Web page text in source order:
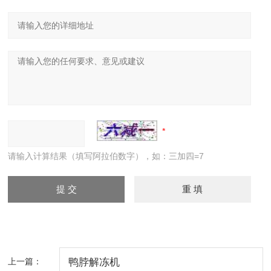
请输入计算结果（填写阿拉伯数字），如：三加四=7
上一篇： 鸭脖解冻机